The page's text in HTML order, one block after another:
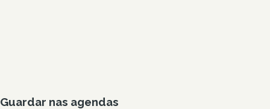
Guardar nas agendas